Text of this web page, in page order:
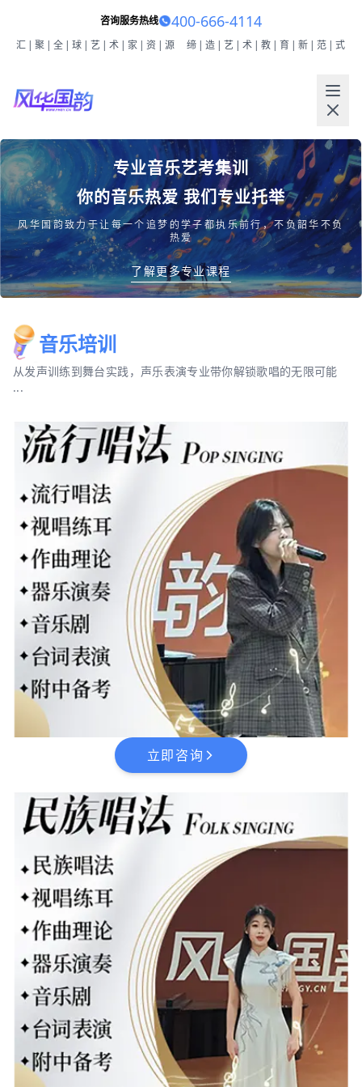
咨询服务热线 400-666-4114
汇|聚|全|球|艺|术|家|资|源 缔|造|艺|术|教|育|新|范|式
专业音乐艺考集训
你的音乐热爱 我们专业托举
风华国韵致力于让每一个追梦的学子都执乐前行，不负韶华不负
热爱
了解更多专业课程
音乐培训
从发声训练到舞台实践，声乐表演专业带你解锁歌唱的无限可能
...
立即咨询 arrow_forward_ios